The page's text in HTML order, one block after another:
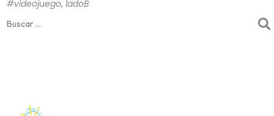
#videojuego, ladoB